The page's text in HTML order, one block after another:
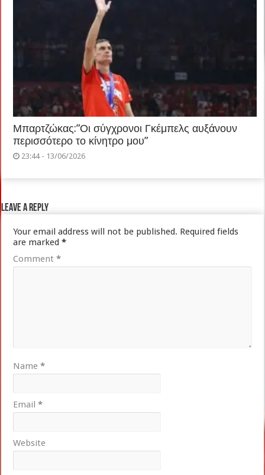
Μπαρτζώκας:”Οι σύγχρονοι Γκέμπελς αυξάνουν
περισσότερο το κίνητρο μου”
23:44 - 13/06/2026
Leave a Reply
Your email address will not be published. Required fields
are marked*
Comment*
Name*
Email*
Website